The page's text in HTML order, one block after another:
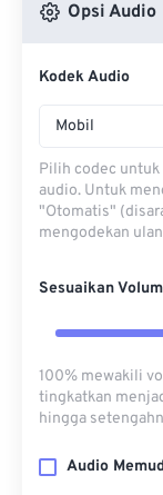
Opsi Audio
Kodek Audio
Mobil
Pilih codec
audio. Untuk
"Otomatis"
mengodekan
Sesuaikan
100% mewakili
tingkatkan
hingga
Audio